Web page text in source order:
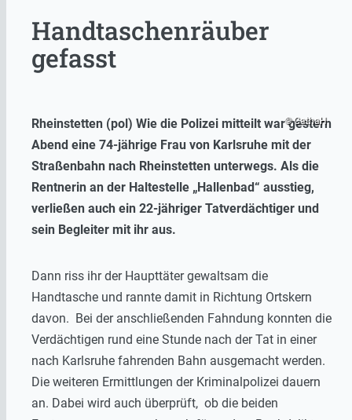
Handtaschenräuber
gefasst
Rheinstetten (pol) Wie die Polizei mitteilt war gestern
Abend eine 74-jährige Frau von Karlsruhe mit der
Straßenbahn nach Rheinstetten unterwegs. Als die
Rentnerin an der Haltestelle „Hallenbad“ ausstieg,
verließen auch ein 22-jähriger Tatverdächtiger und
sein Begleiter mit ihr aus.
Dann riss ihr der Haupttäter gewaltsam die
Handtasche und rannte damit in Richtung Ortskern
davon. Bei der anschließenden Fahndung konnten die
Verdächtigen rund eine Stunde nach der Tat in einer
nach Karlsruhe fahrenden Bahn ausgemacht werden.
Die weiteren Ermittlungen der Kriminalpolizei dauern
an. Dabei wird auch überprüft, ob die beiden
© CathaH